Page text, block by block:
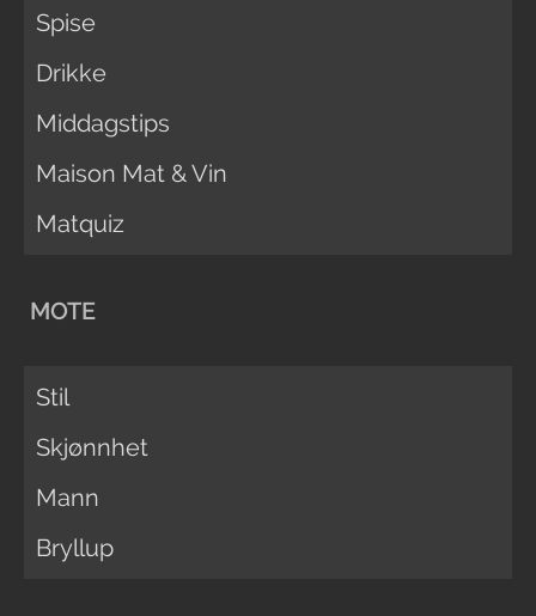
Spise
Drikke
Middagstips
Maison Mat & Vin
Matquiz
MOTE
Stil
Skjønnhet
Mann
Bryllup